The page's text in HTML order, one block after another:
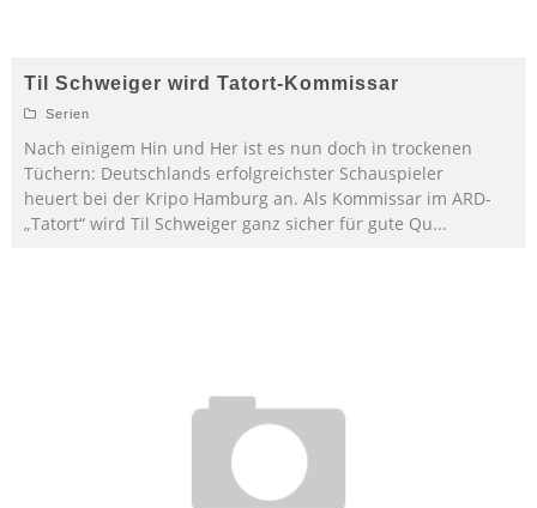
Til Schweiger wird Tatort-Kommissar
Serien
Nach einigem Hin und Her ist es nun doch in trockenen
Tüchern: Deutschlands erfolgreichster Schauspieler
heuert bei der Kripo Hamburg an. Als Kommissar im ARD-
„Tatort“ wird Til Schweiger ganz sicher für gute Qu...